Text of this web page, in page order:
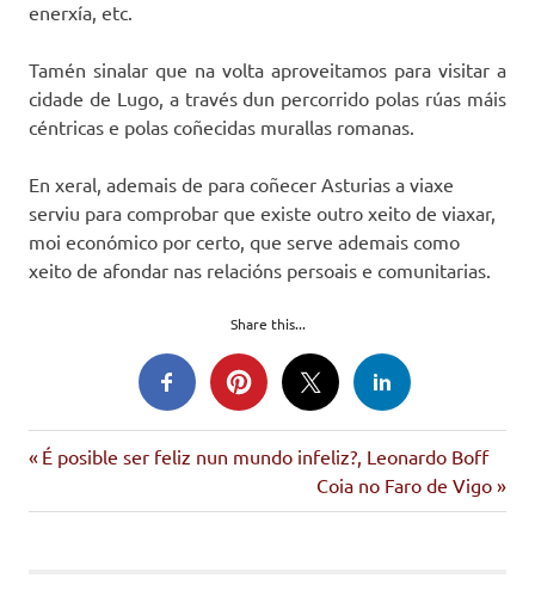
enerxía, etc.
Tamén sinalar que na volta aproveitamos para visitar a
cidade de Lugo, a través dun percorrido polas rúas máis
céntricas e polas coñecidas murallas romanas.
En xeral, ademais de para coñecer Asturias a viaxe
serviu para comprobar que existe outro xeito de viaxar,
moi económico por certo, que serve ademais como
xeito de afondar nas relacións persoais e comunitarias.
Share this...
Navegación
de
Entrada
É posible ser feliz nun mundo infeliz?, Leonardo Boff
Siguiente
entrada:
Coia no Faro de Vigo